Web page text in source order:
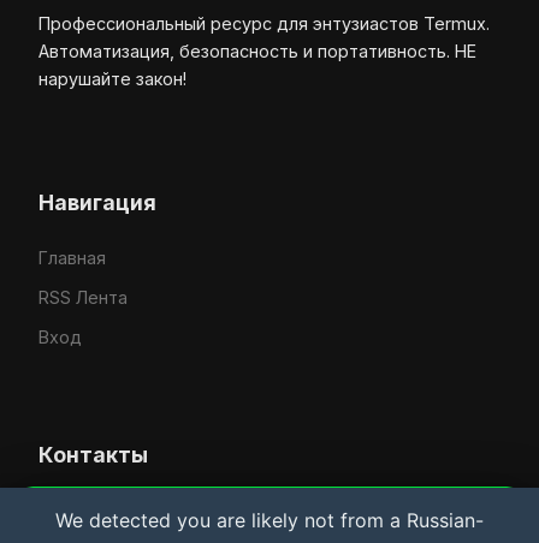
We detected you are likely not from a Russian-
Профессиональный ресурс для энтузиастов Termux.
Автоматизация, безопасность и портативность. НЕ
нарушайте закон!
Навигация
Главная
RSS Лента
Вход
Контакты
Усачёв Денис Евгеньевич
Важная информация и Cookie